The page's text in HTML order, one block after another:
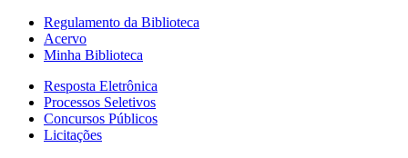
Regulamento da Biblioteca
Acervo
Minha Biblioteca
Resposta Eletrônica
Processos Seletivos
Concursos Públicos
Licitações